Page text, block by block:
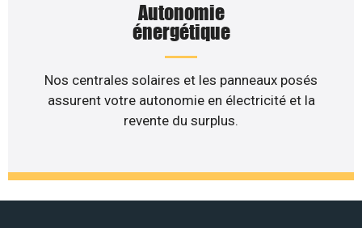
Autonomie
énergétique
Nos centrales solaires et les panneaux posés
assurent votre autonomie en électricité et la
revente du surplus.